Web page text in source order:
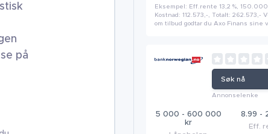
på
Eksempel: Eff.rente 13,2 %,
Kostnad: 112.573,-, Totalt: 262.573,-
om tilbud godtar du Axo Finans sine
Søk nå
Annonselenke
5 000 - 600 000
kr
8.99 -
Eff.